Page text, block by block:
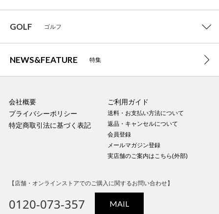
GOLF ゴルフ
NEWS&FEATURE 特集
会社概要
プライバシーポリシー
特定商取引法に基づく表記
ご利用ガイド
送料・お支払い方法について
返品・キャンセルについて
会員登録
メールマガジン登録
実店舗のご案内はこちら(外部)
【店舗・オンラインストアでのご購入に関するお問い合わせ】
0120-073-357 MAIL